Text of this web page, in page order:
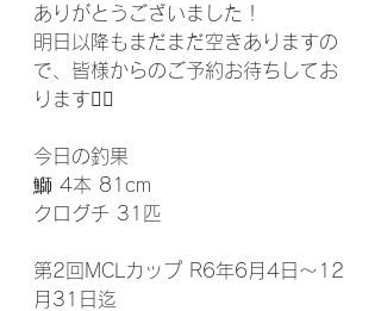
ありがとうございました！
明日以降もまだまだ空きありますの
で、皆様からのご予約お待ちしてお
ります🙇‍♂️
今日の釣果
鰤 4本 81cm
クログチ 31匹
第2回MCLカップ R6年6月4日～12
月31日迄